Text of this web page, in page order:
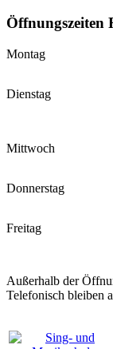
Öffnungszeiten
Montag
Dienstag
Mittwoch
Donnerstag
Freitag
Außerhalb der
Telefonisch bleiben